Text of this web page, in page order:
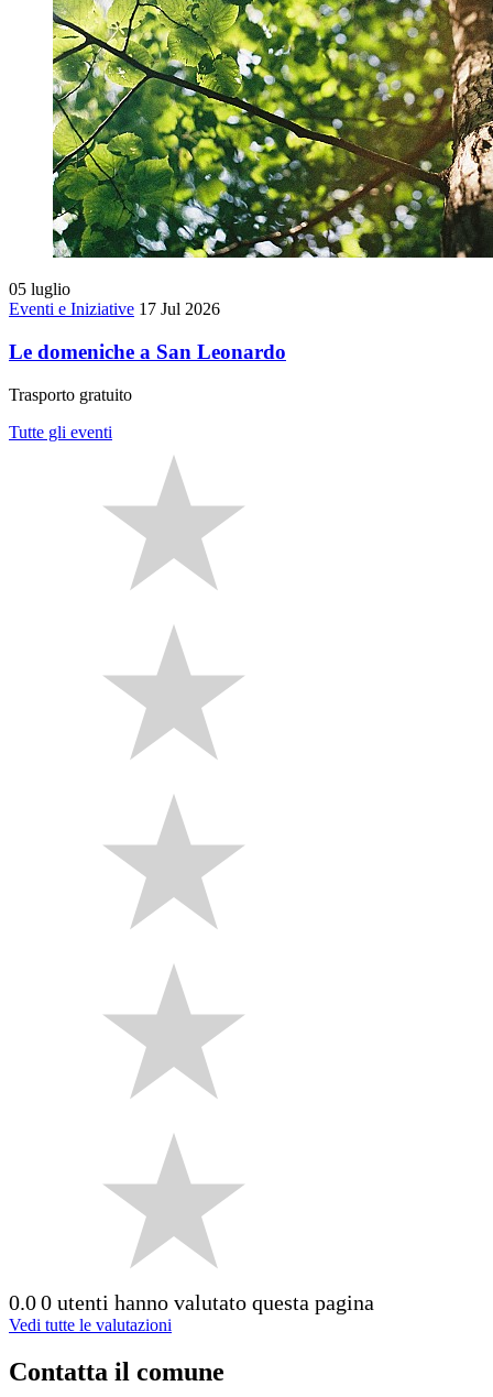
05 luglio
Eventi e Iniziative 17 Jul 2026
Le domeniche a San Leonardo
Trasporto gratuito
Tutte gli eventi
0.00 utenti hanno valutato questa pagina
Vedi tutte le valutazioni
Contatta il comune